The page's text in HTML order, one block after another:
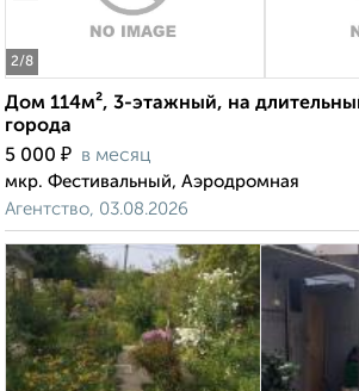
2/8
Дом 114м², 3-этажный, на
города
5 000 ₽ в месяц
мкр. Фестивальный, Аэродромная
Агентство, 03.08.2026